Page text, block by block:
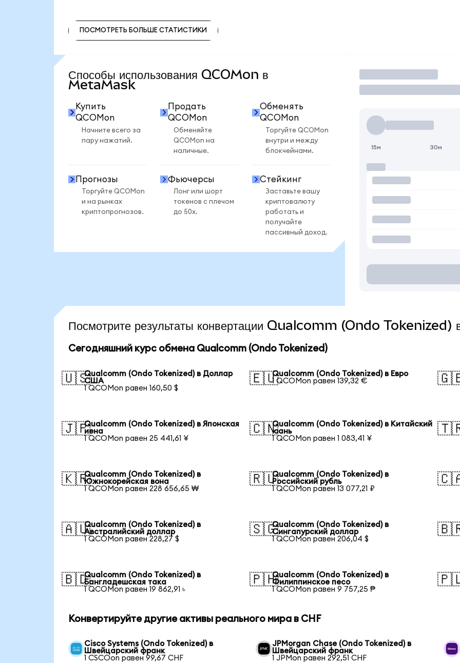
ПОСМОТРЕТЬ БОЛЬШЕ СТАТИСТИКИ
Способы использования QCOMon в
MetaMask
Купить
QCOMon
Начните всего за
пару нажатий.
Продать
QCOMon
Обменяйте
QCOMon на
наличные.
Обменять
QCOMon
Торгуйте QCOMon
внутри и между
блокчейнами.
Прогнозы
Торгуйте QCOMon
и на рынках
криптопрогнозов.
Фьючерсы
Лонг или шорт
токенов с плечом
до 50x.
Стейкинг
Заставьте вашу
криптовалюту
работать и
получайте
пассивный доход.
Торговать
15м 30м
Посмотрите результаты конвертации Qualcomm (Ondo Tokenized)
Сегодняшний курс обмена Qualcomm (Ondo Tokenized)
🇺🇸Qualcomm (Ondo Tokenized) в Доллар
США
1 QCOMon равен 160,50 $
🇪🇺Qualcomm (Ondo Tokenized) в Евро
1 QCOMon равен 139,32 €
🇯🇵Qualcomm (Ondo Tokenized) в Японская
иена
1 QCOMon равен 25 441,61 ¥
🇨🇳Qualcomm (Ondo Tokenized) в Китайский
юань
1 QCOMon равен 1 083,41 ¥
🇰🇷Qualcomm (Ondo Tokenized) в
Южнокорейская вона
1 QCOMon равен 228 656,65 ₩
🇷🇺Qualcomm (Ondo Tokenized) в
Российский рубль
1 QCOMon равен 13 077,21 ₽
🇦🇺Qualcomm (Ondo Tokenized) в
Австралийский доллар
1 QCOMon равен 228,27 $
🇸🇬Qualcomm (Ondo Tokenized) в
Сингапурский доллар
1 QCOMon равен 206,04 $
🇧🇩Qualcomm (Ondo Tokenized) в
Бангладешская така
1 QCOMon равен 19 862,91 ৳
🇵🇭Qualcomm (Ondo Tokenized) в
Филиппинское песо
1 QCOMon равен 9 757,25 ₱
Конвертируйте другие активы реального мира в CHF
Cisco Systems (Ondo Tokenized) в
Швейцарский франк
1 CSCOon равен 99,67 CHF
JPMorgan Chase (Ondo Tokenized) в
Швейцарский франк
1 JPMon равен 292,51 CHF